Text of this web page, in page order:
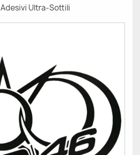
Adesivi Ultra-Sottili